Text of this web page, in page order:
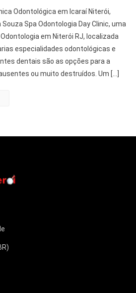
Odontológica em Icaraí Niterói,
Spa Odontologia Day Clinic, uma
em Niterói RJ, localizada
especialidades odontológicas e
dentais são as opções para a
ou muito destruídos. Um […]